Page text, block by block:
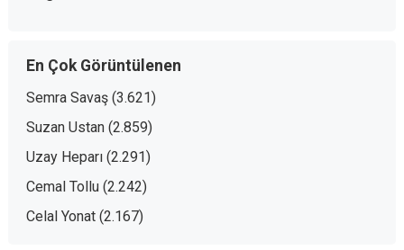
En Çok Görüntülenen
Semra Savaş (3.621)
Suzan Ustan (2.859)
Uzay Heparı (2.291)
Cemal Tollu (2.242)
Celal Yonat (2.167)